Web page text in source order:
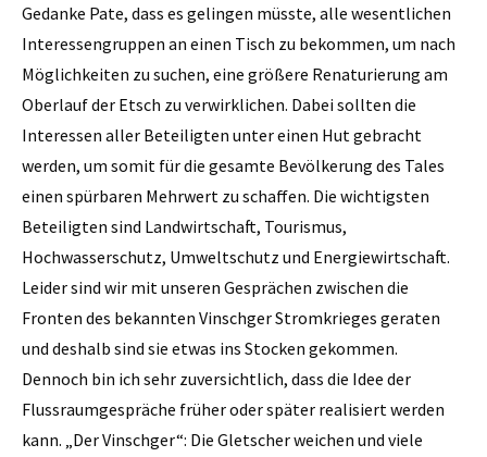
Gedanke Pate, dass es gelingen müsste, alle wesentlichen
Interessengruppen an einen Tisch zu bekommen, um nach
Möglichkeiten zu suchen, eine größere Renaturierung am
Oberlauf der Etsch zu verwirklichen. Dabei sollten die
Interessen aller Beteiligten unter einen Hut gebracht
werden, um somit für die gesamte Bevölkerung des Tales
einen spürbaren Mehrwert zu schaffen. Die wichtigsten
Beteiligten sind Landwirtschaft, Tourismus,
Hochwasserschutz, Umweltschutz und Energiewirtschaft.
Leider sind wir mit unseren Gesprächen zwischen die
Fronten des bekannten Vinschger Stromkrieges geraten
und deshalb sind sie etwas ins Stocken gekommen.
Dennoch bin ich sehr zuversichtlich, dass die Idee der
Flussraumgespräche früher oder später realisiert werden
kann. „Der Vinschger“: Die Gletscher weichen und viele